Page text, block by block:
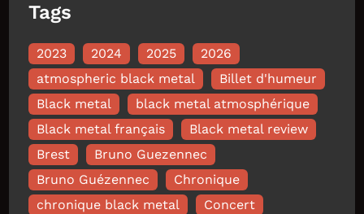
Tags
2023 2024 2025
2026
atmospheric black metal
Billet d'humeur
Black metal
black metal atmosphérique
Black metal français
Black metal review
Brest
Bruno Guezennec
Bruno Guézennec
Chronique
chronique black metal
Concert